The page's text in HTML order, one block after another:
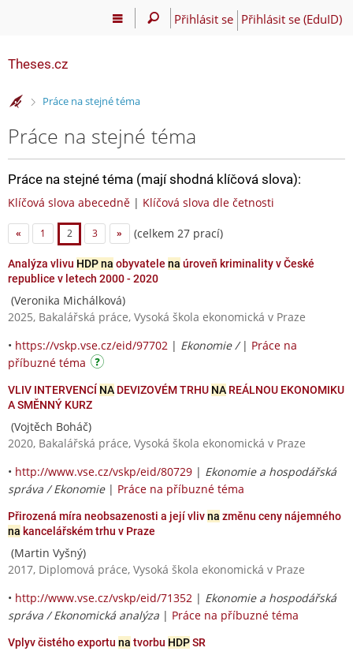
Přihlásit se Přihlásit se (EduID)
Theses.cz
>Práce na stejné téma
Práce na stejné téma
Práce na stejné téma (mají shodná klíčová slova):
Klíčová slova abecedně | Klíčová slova dle četnosti
« 1 2 3 » (celkem 27 prací)
Analýza vlivu HDP na obyvatele na úroveň kriminality v České
republice v letech 2000 - 2020
(Veronika Michálková)
2025, Bakalářská práce, Vysoká škola ekonomická v Praze
• https://vskp.vse.cz/eid/97702 | Ekonomie / | Práce na
příbuzné téma
VLIV INTERVENCÍ NA DEVIZOVÉM TRHU NA REÁLNOU EKONOMIKU
A SMĚNNÝ KURZ
(Vojtěch Boháč)
2020, Bakalářská práce, Vysoká škola ekonomická v Praze
• http://www.vse.cz/vskp/eid/80729 | Ekonomie a hospodářská
správa / Ekonomie| Práce na příbuzné téma
Přirozená míra neobsazenosti a její vlivna změnu ceny nájemného
na kancelářském trhu v Praze
(Martin Vyšný)
2017, Diplomová práce, Vysoká škola ekonomická v Praze
• http://www.vse.cz/vskp/eid/71352 | Ekonomie a hospodářská
správa / Ekonomická analýza | Práce na příbuzné téma
Vplyv čistého exportu na tvorbu HDPSR